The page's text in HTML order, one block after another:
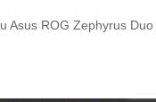
Asus ROG Zephyrus